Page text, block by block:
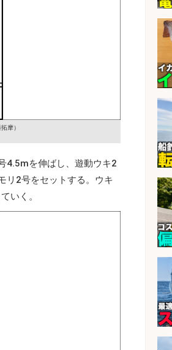
摩）
4.5mを伸ばし、遊動ウキ2
リ2号をセットする。ウキ
いく。